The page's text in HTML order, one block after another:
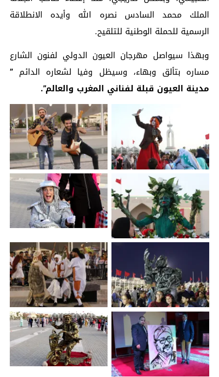
الملك محمد السادس نصره الله وأيده الانطلاقة
الرسمية للحملة الوطنية للتلقيح.
وبهذا سيواصل مهرجان العيون الدولي لفنون الشارع
مساره بتألق وبهاء، وسيظل وفيا لشعاره الدائم ”
مدينة العيون قبلة لفناني المغرب والعالم”.